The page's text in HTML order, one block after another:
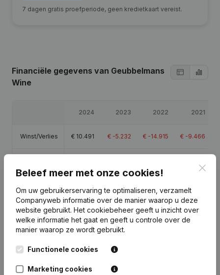
7 dagen gratis proefperiode, geen kredietkaart vereist.
Financiële gegevens van Geubbelmans
Wine
2024 2023 2022 2021
Winst/Verlies € 10.491 € -5.232 € -14.915 € -9.466
vermogen
16.716
Brutomarge €31.362 € 26.854 €-4.729 €2.898
Publicatiesvan Geubbelmans Wine
Beleef meer met onze cookies!
Om uw gebruikerservaring te optimaliseren, verzamelt
Companyweb informatie over de manier waarop u deze
website gebruikt. Het cookiebeheer geeft u inzicht over
welke informatie het gaat en geeft u controle over de
manier waarop ze wordt gebruikt.
Functionele cookies
Marketing cookies